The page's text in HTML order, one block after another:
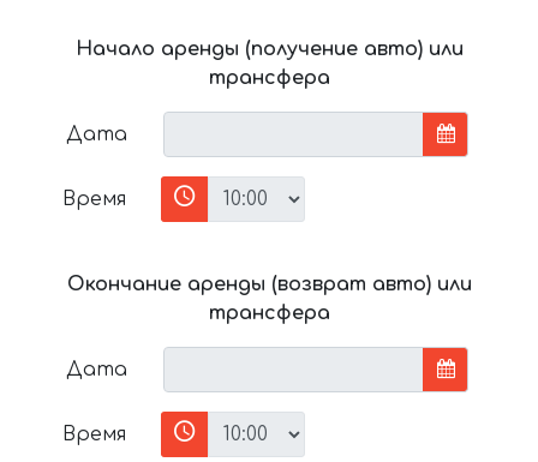
Начало аренды (получение авто) или
трансфера
Дата
Время
Окончание аренды (возврат авто) или
трансфера
Дата
Время